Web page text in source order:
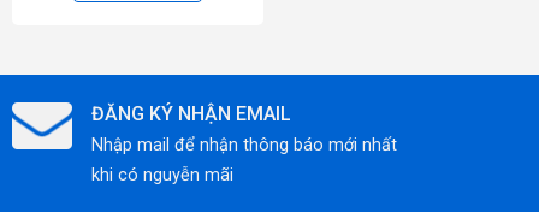
ĐĂNG KÝ NHẬN EMAIL
Nhập mail để nhận thông báo mới nhất
khi có nguyễn mãi